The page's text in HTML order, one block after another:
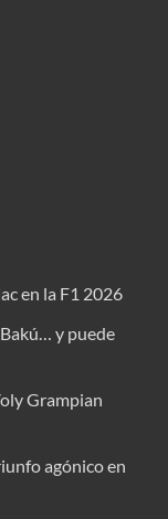
en la F1 2026
y puede
Grampian
agónico en